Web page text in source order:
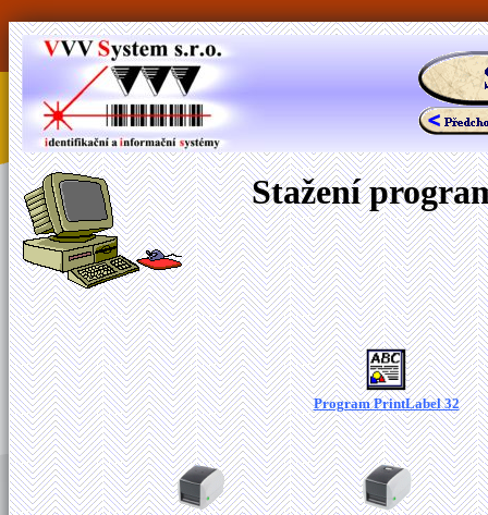
Stažení
Program PrintLabel 32